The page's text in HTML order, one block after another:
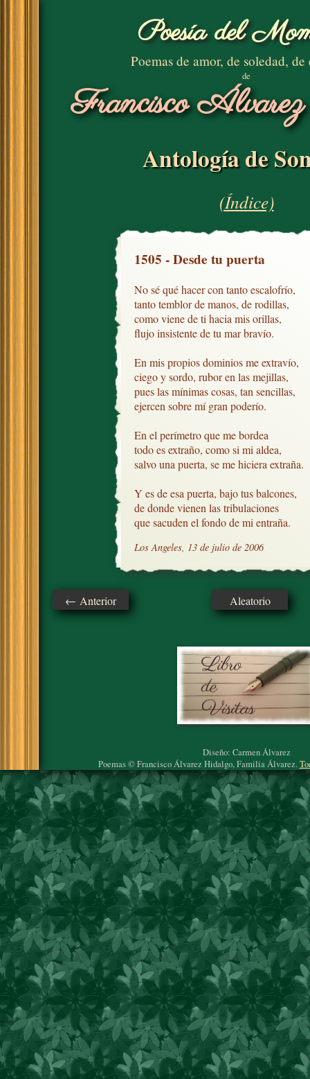
Poesía del
Poemas de amor, de soledad, de
de
Francisco
Antología de
(Índice)
1505 - Desde tu puerta
No sé qué hacer con tanto escalofrío,
tanto temblor de manos, de rodillas,
como viene de ti hacia mis orillas,
flujo insistente de tu mar bravío.
En mis propios dominios me extravío,
ciego y sordo, rubor en las mejillas,
pues las mínimas cosas, tan sencillas,
ejercen sobre mí gran poderío.
En el perímetro que me bordea
todo es extraño, como si mi aldea,
salvo una puerta, se me hiciera extraña.
Y es de esa puerta, bajo tus balcones,
de donde vienen las tribulaciones
que sacuden el fondo de mi entraña.
Los Angeles, 13 de julio de 2006
← Anterior Aleatorio
Diseño: Carmen Álvarez
Poemas © Francisco Álvarez Hidalgo, Familia Álvarez.